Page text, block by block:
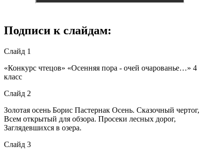
Подписи к слайдам:
Слайд 1
«Конкурс чтецов» «Осенняя пора - очей очарованье…» 4
класс
Слайд 2
Золотая осень Борис Пастернак Осень. Сказочный чертог,
Всем открытый для обзора. Просеки лесных дорог,
Заглядевшихся в озера.
Слайд 3